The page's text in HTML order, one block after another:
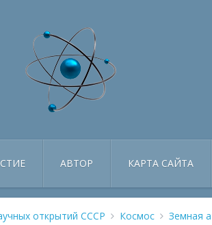
АВТОР КАРТА САЙТА
открытий СССР Космос
Земная